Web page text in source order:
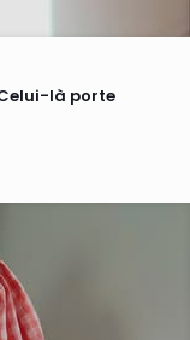
Celui-là porte